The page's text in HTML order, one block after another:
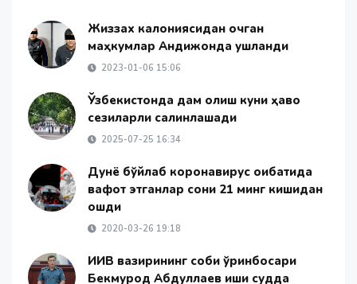
Жиззах калониясидан қочган
маҳкумлар Андижонда ушланди
2023-01-06 15:06
Ўзбекистонда дам олиш куни ҳаво
сезиларли салқинлашади
2025-07-25 16:34
Дунё бўйлаб коронавирус оқибатида
вафот этганлар сони 21 минг кишидан
ошди
2020-03-26 19:18
ИИВ вазирининг собиқ ўринбосари
Бекмурод Абдуллаев иши судда